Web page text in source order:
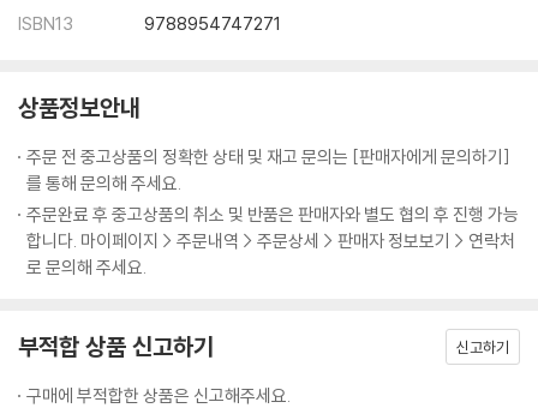
ISBN13
9788954747271
상품정보안내
주문 전 중고상품의 정확한 상태 및 재고 문의는 [판매자에게 문의하기]
를 통해 문의해 주세요.
주문완료 후 중고상품의 취소 및 반품은 판매자와 별도 협의 후 진행 가능
합니다. 마이페이지 > 주문내역 > 주문상세 > 판매자 정보보기 > 연락처
로 문의해 주세요.
부적합 상품 신고하기 신고하기
구매에 부적합한 상품은 신고해주세요.